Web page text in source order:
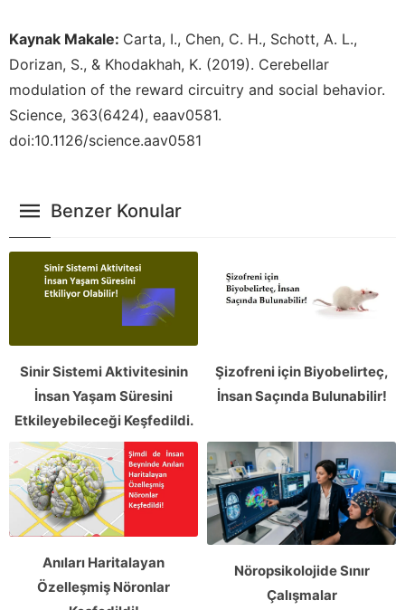
Kaynak Makale: Carta, I., Chen, C. H., Schott, A. L.,
Dorizan, S., & Khodakhah, K. (2019). Cerebellar
modulation of the reward circuitry and social behavior.
Science, 363(6424), eaav0581.
doi:10.1126/science.aav0581
Benzer Konular
Sinir Sistemi Aktivitesinin
İnsan Yaşam Süresini
Etkileyebileceği Keşfedildi.
Şizofreni için Biyobelirteç,
İnsan Saçında Bulunabilir!
Anıları Haritalayan
Özelleşmiş Nöronlar
Nöropsikolojide Sınır
Çalışmalar